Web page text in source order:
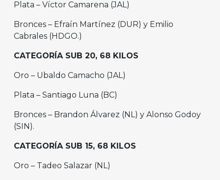
Plata – Víctor Camarena (JAL)
Bronces – Efraín Martínez (DUR) y Emilio
Cabrales (HDGO.)
CATEGORÍA SUB 20, 68 KILOS
Oro – Ubaldo Camacho (JAL)
Plata – Santiago Luna (BC)
Bronces – Brandon Álvarez (NL) y Alonso Godoy
(SIN).
CATEGORÍA SUB 15, 68 KILOS
Oro – Tadeo Salazar (NL)